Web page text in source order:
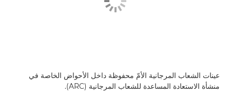
عينات الشعاب المرجانية الأمّ محفوظة داخل الأحواض الخاصة في
منشأة الاستعادة المساعدة للشعاب المرجانية (ARC).